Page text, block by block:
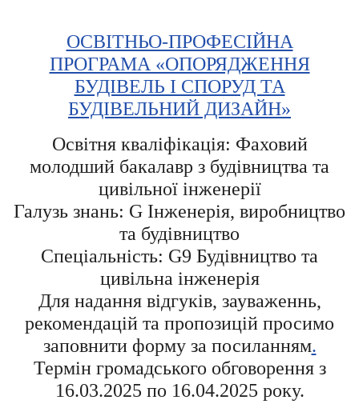
ОСВІТНЬО-ПРОФЕСІЙНА
ПРОГРАМА «ОПОРЯДЖЕННЯ
БУДІВЕЛЬ І СПОРУД ТА
БУДІВЕЛЬНИЙ ДИЗАЙН»
Освітня кваліфікація: Фаховий
молодший бакалавр з будівництва та
цивільної інженерії
Галузь знань: G Інженерія, виробництво
та будівництво
Спеціальність: G9 Будівництво та
цивільна інженерія
Для надання відгуків, зауваженнь,
рекомендацій та пропозицій просимо
заповнити форму за посиланням.
Термін громадського обговорення з
16.03.2025 по 16.04.2025 року.